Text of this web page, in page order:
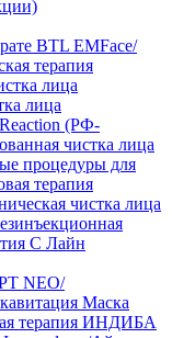
BTL EMFace/
терапия
лица
лица
(РФ-
чистка лица
процедуры для
терапия
чистка лица
С Лайн
NEO/
Маска
терапия ИНДИБА